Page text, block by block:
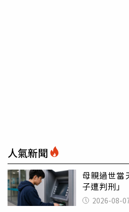
人氣新聞
母親過世當
子遭判刑
罪 2026-08-